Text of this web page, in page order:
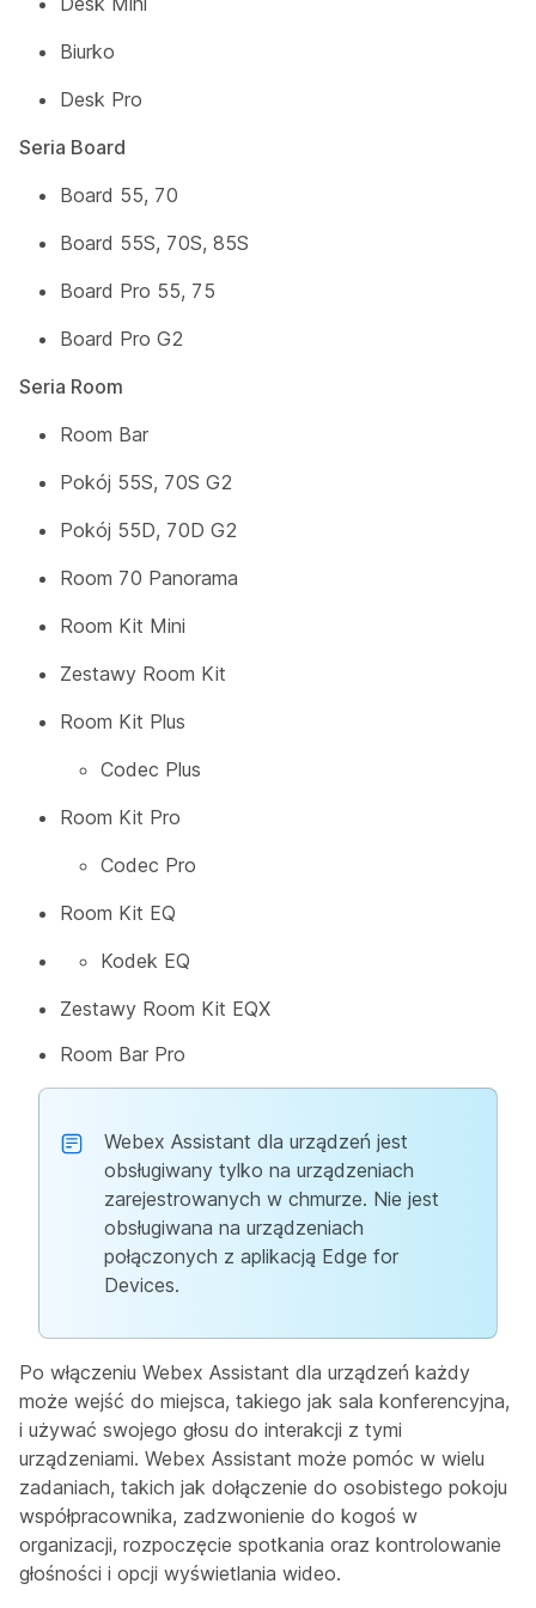
Biurko
Desk Pro
Seria Board
Board 55, 70
Board 55S, 70S, 85S
Board Pro 55, 75
Board Pro G2
Seria Room
Room Bar
Pokój 55S, 70S G2
Pokój 55D, 70D G2
Room 70 Panorama
Room Kit Mini
Zestawy Room Kit
Room Kit Plus
Codec Plus
Room Kit Pro
Codec Pro
Room Kit EQ
Kodek EQ
Zestawy Room Kit EQX
Room Bar Pro
Webex Assistant dla urządzeń jest
obsługiwany tylko na urządzeniach
zarejestrowanych w chmurze. Nie jest
obsługiwana na urządzeniach
połączonych z aplikacją Edge for
Devices.
Po włączeniu Webex Assistant dla urządzeń każdy
może wejść do miejsca, takiego jak sala konferencyjna,
i używać swojego głosu do interakcji z tymi
urządzeniami. Webex Assistant może pomóc w wielu
zadaniach, takich jak dołączenie do osobistego pokoju
współpracownika, zadzwonienie do kogoś w
organizacji, rozpoczęcie spotkania oraz kontrolowanie
głośności i opcji wyświetlania wideo.